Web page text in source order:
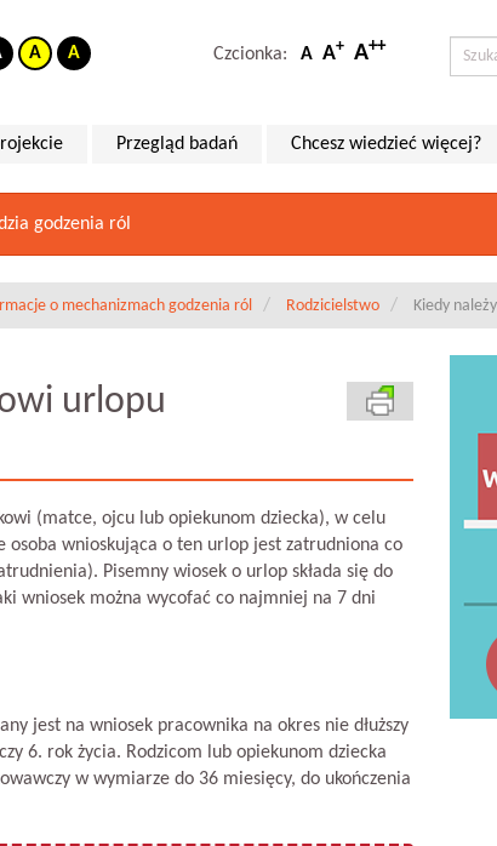
A A Czcionka: A A+ A++
Przegląd badań Chcesz wiedzieć więcej?
godzenia ról
o mechanizmach godzenia ról Rodzicielstwo Kiedy
urlopu
(matce, ojcu lub opiekunom dziecka), w celu
wnioskująca o ten urlop jest zatrudniona co
Pisemny wiosek o urlop składa się do
wniosek można wycofać co najmniej na 7 dni
jest na wniosek pracownika na okres nie dłuższy
6. rok życia. Rodzicom lub opiekunom dziecka
w wymiarze do 36 miesięcy, do ukończenia